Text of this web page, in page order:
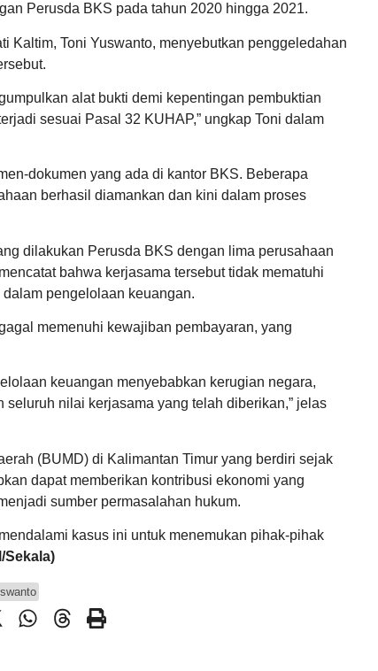
Perusda BKS pada tahun 2020 hingga 2021.
Kaltim, Toni Yuswanto, menyebutkan penggeledahan
alat bukti demi kepentingan pembuktian
sesuai Pasal 32 KUHAP,” ungkap Toni dalam
dokumen yang ada di kantor BKS. Beberapa
berhasil diamankan dan kini dalam proses
dilakukan Perusda BKS dengan lima perusahaan
bahwa kerjasama tersebut tidak mematuhi
pengelolaan keuangan.
memenuhi kewajiban pembayaran, yang
keuangan menyebabkan kerugian negara,
nilai kerjasama yang telah diberikan,” jelas
(BUMD) di Kalimantan Timur yang berdiri sejak
dapat memberikan kontribusi ekonomi yang
sumber permasalahan hukum.
kasus ini untuk menemukan pihak-pihak
Sekala)